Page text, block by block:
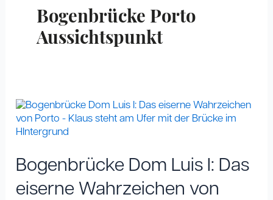
Bogenbrücke Porto
Aussichtspunkt
Bogenbrücke Dom Luis I: Das
eiserne Wahrzeichen von
Bogenbrücke
Dom
Luis
Das
eiserne
Wahrzeichen